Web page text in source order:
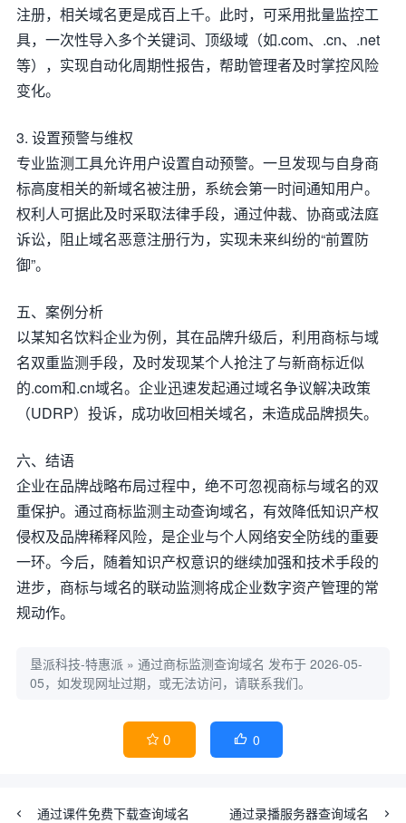
注册，相关域名更是成百上千。此时，可采用批量监控工
具，一次性导入多个关键词、顶级域（如.com、.cn、.net
等），实现自动化周期性报告，帮助管理者及时掌控风险
变化。
3. 设置预警与维权
专业监测工具允许用户设置自动预警。一旦发现与自身商
标高度相关的新域名被注册，系统会第一时间通知用户。
权利人可据此及时采取法律手段，通过仲裁、协商或法庭
诉讼，阻止域名恶意注册行为，实现未来纠纷的“前置防
御”。
五、案例分析
以某知名饮料企业为例，其在品牌升级后，利用商标与域
名双重监测手段，及时发现某个人抢注了与新商标近似
的.com和.cn域名。企业迅速发起通过域名争议解决政策
（UDRP）投诉，成功收回相关域名，未造成品牌损失。
六、结语
企业在品牌战略布局过程中，绝不可忽视商标与域名的双
重保护。通过商标监测主动查询域名，有效降低知识产权
侵权及品牌稀释风险，是企业与个人网络安全防线的重要
一环。今后，随着知识产权意识的继续加强和技术手段的
进步，商标与域名的联动监测将成企业数字资产管理的常
规动作。
垦派科技-特惠派 » 通过商标监测查询域名 发布于 2026-05-
05，如发现网址过期，或无法访问，请联系我们。
 0  0
通过课件免费下载查询域名 通过录播服务器查询域名